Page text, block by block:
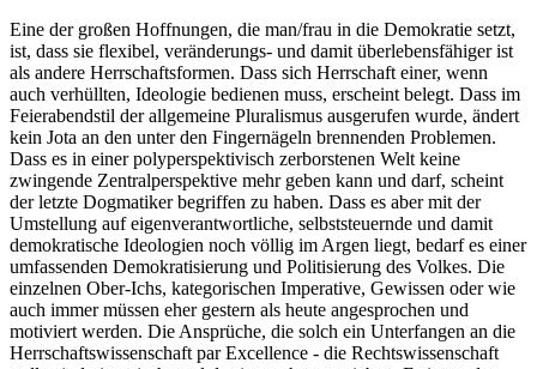
Eine der großen Hoffnungen, die man/frau in die Demokratie setzt,
ist, dass sie flexibel, veränderungs- und damit überlebensfähiger ist
als andere Herrschaftsformen. Dass sich Herrschaft einer, wenn
auch verhüllten, Ideologie bedienen muss, erscheint belegt. Dass im
Feierabendstil der allgemeine Pluralismus ausgerufen wurde, ändert
kein Jota an den unter den Fingernägeln brennenden Problemen.
Dass es in einer polyperspektivisch zerborstenen Welt keine
zwingende Zentralperspektive mehr geben kann und darf, scheint
der letzte Dogmatiker begriffen zu haben. Dass es aber mit der
Umstellung auf eigenverantwortliche, selbststeuernde und damit
demokratische Ideologien noch völlig im Argen liegt, bedarf es einer
umfassenden Demokratisierung und Politisierung des Volkes. Die
einzelnen Ober-Ichs, kategorischen Imperative, Gewissen oder wie
auch immer müssen eher gestern als heute angesprochen und
motiviert werden. Die Ansprüche, die solch ein Unterfangen an die
Herrschaftswissenschaft par Excellence - die Rechtswissenschaft